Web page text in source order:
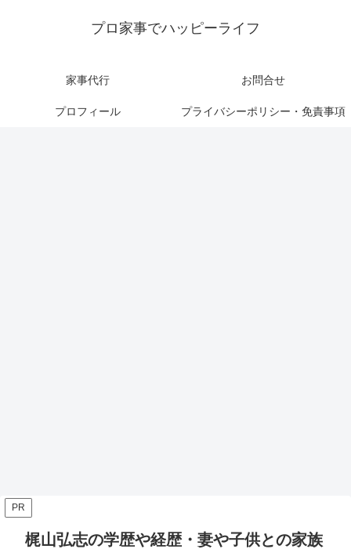
プロ家事でハッピーライフ
家事代行 お問合せ
プロフィール プライバシーポリシー・免責事項
PR
梶山弘志の学歴や経歴・妻や子供との家族